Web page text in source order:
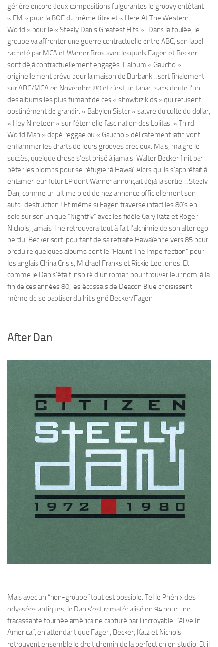
génère encore deux compositions fulgurantes le groovy entêtant
« FM » pour la BOF du même titre et « Here At The Western
World » pour le « Steely Dan’s Greatest Hits » . Dans la foulée, le
groupe va affronter une guerre contractuelle entre ABC, son label
racheté par MCA et Warner Bros avec lesquels Fagen et Becker
sont déjà contractuellement engagés. L’album « Gaucho »
originellement prévu pour la maison de Burbank…sort finalement
sur ABC/MCA en Novembre 80 et c’est un tabac, sans doute l’un
des albums les plus fumant de ces « showbiz kids » qui refusent
obstinément de grandir. « Babylon Sister » satyre du culte du dollar,
« Hey Nineteen » sur l’éternelle fascination des Lolitas, « Third
World Man » dopé reggae ou « Gaucho » délicatement latin vont
enflammer les charts de leurs grooves précieux. Mais, malgré le
succès, quelque chose s’est brisé à jamais. Walter Becker finit par
péter les plombs pour se réfugier à Hawaï. Alors qu’ils s’apprêtait à
entamer leur futur LP dont Warner annonçait déjà la sortie …Steely
Dan, comme un ultime pied de nez annonce officiellement son
auto-destruction ! Et même si Fagen traverse intact les 80’s en
solo sur son unique “Nightfly” avec les fidèle Gary Katz et Roger
Nichols, jamais il ne retrouvera tout à fait l’alchimie de son alter ego
perdu. Becker sort pourtant de sa retraite Hawaïenne vers 85 pour
produire quelques albums dont le “Flaunt The Imperfection” pour
les anglais China Crisis, Michael Franks et Rickie Lee Jones. Et
comme le Dan s’était inspiré d’un roman pour trouver leur nom, à la
fin de ces années 80, les écossais de Deacon Blue choisissent
même de se baptiser du hit signé Becker/Fagen .
After Dan
Mais avec un “non-groupe” tout est possible. Tel le Phénix des
odyssées antiques, le Dan s’est rematérialisé en 94 pour une
fracassante tournée américaine capturé par l’incroyable “Alive In
America”, en attendant que Fagen, Becker, Katz et Nichols
retrouvent ensemble le droit chemin de la perfection en studio. Et il